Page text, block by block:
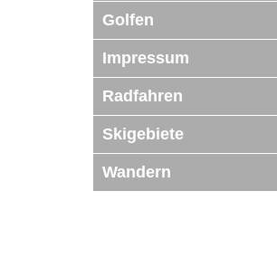
Golfen
Impressum
Radfahren
Skigebiete
Wandern